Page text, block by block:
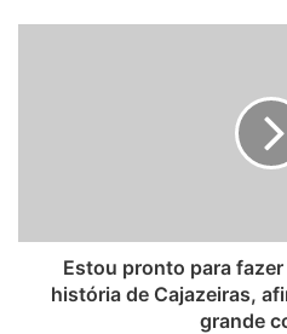
Estou pronto para
história de Cajazeiras,
grande